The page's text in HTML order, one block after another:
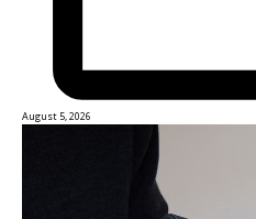
August 5, 2026